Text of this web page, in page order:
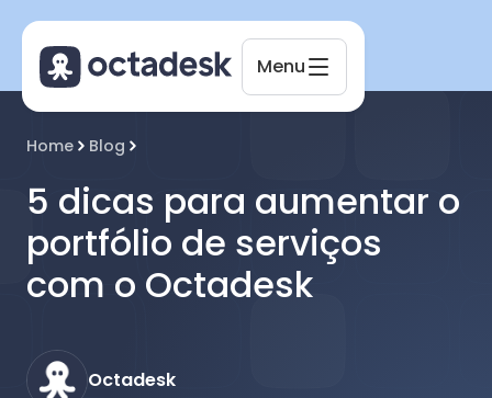
Menu
Home Blog
5 dicas para aumentar o
portfólio de serviços
com o Octadesk
Octadesk
Octadesk